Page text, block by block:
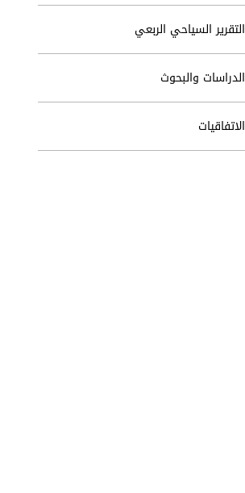
التقرير السياحي الربعي
الدراسات والبحوث
الاتفاقيات